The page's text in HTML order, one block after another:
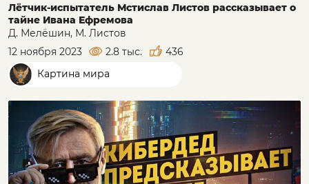
Лётчик-испытатель Мстислав Листов рассказывает о
тайне Ивана Ефремова
Д. Мелёшин, М. Листов
12 ноября 2023
2.8 тыс.
436
Картина мира